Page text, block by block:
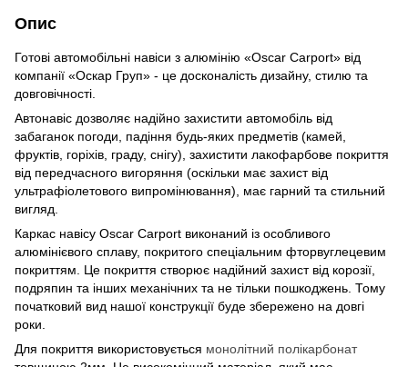
Опис
Готові автомобільні навіси з алюмінію «Oscar Carport» від
компанії «Оскар Груп» - це досконалість дизайну, стилю та
довговічності.
Автонавіс дозволяє надійно захистити автомобіль від
забаганок погоди, падіння будь-яких предметів (камей,
фруктів, горіхів, граду, снігу), захистити лакофарбове покриття
від передчасного вигоряння (оскільки має захист від
ультрафіолетового випромінювання), має гарний та стильний
вигляд.
Каркас навісу Oscar Carport виконаний із особливого
алюмінієвого сплаву, покритого спеціальним фторвуглецевим
покриттям. Це покриття створює надійний захист від корозії,
подряпин та інших механічних та не тільки пошкоджень. Тому
початковий вид нашої конструкції буде збережено на довгі
роки.
Для покриття використовується монолітний полікарбонат